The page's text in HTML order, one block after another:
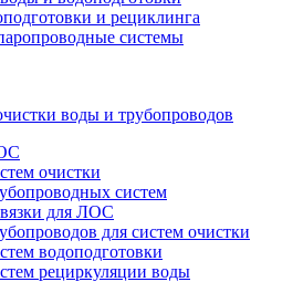
и рециклинга
системы
воды и трубопроводов
очистки
систем
для ЛОС
для систем очистки
водоподготовки
рециркуляции воды